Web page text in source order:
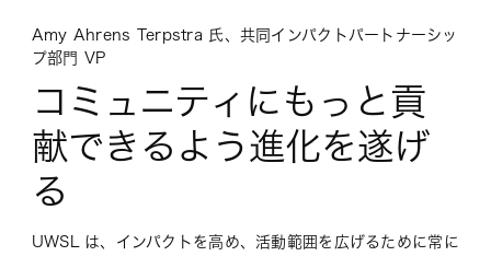
Amy Ahrens Terpstra 氏、共同インパクトパートナーシッ
プ部門 VP
コミュニティにもっと貢
献できるよう進化を遂げ
る
UWSL は、インパクトを高め、活動範囲を広げるために常に